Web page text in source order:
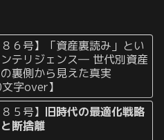
８６号】「資産裏読み」とい
テリジェンス― 世代別資産
裏側から見えた真実
字over】
５号】 旧時代の最適化戦略
断捨離